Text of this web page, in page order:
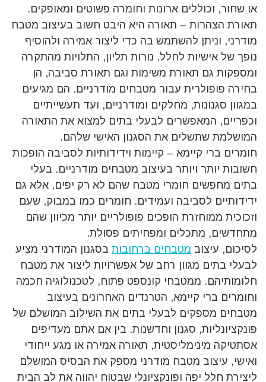
או שחור, וכוללים ארונות וחומרה פשוטים ומאופקים.
תאורת הצהרות – תאורה היא היבט חשוב בעיצוב מטבח
מודרני, וניתן להשתמש בה כדי ליצור אמירה ולהוסיף
נופך של אישיות לחלל. נורות תליון, התלויות מהתקרה
ומספקות גם תאורת משימות וגם תאורת סביבה, הן
בחירה פופולרית עבור מטבחים מודרניים. הם מגיעים
במגוון סגנונות, מחלקים ומודרניים, ועד תעשייתיים
וכפריים, המאפשרים לבעלי בתים למצוא את התאורה
המושלמת שתשלים את הסגנון האישי שלהם.
חומרים ברי קיימא – קיימות וידידותיות לסביבה הופכות
חשובות יותר ויותר בעיצוב מטבחים מודרניים. בעלי
בתים מחפשים חומרי מטבח שהם לא רק יפים, אלא גם
ידידותיים לסביבה ועמידים. חומרים כמו במבוק, שעם
וזכוכית ממוחזרת הופכים פופולריים יותר מכיוון שהם
מתחדשים, מתכלים ומפחיתים פסולת.
לסיכום, עיצוב מטבחים ברחובות בסגנון המודרני מציע
לבעלי בתים מגוון רחב של אפשרויות ליצור את מטבח
חלומותיהם. ממטבחי קונספט פתוח, לטכנולוגיה חכמה
וחומרים ברי קיימא, הטרנדים האחרונים בעיצוב
מטבחים מספקים לבעלי בתים את השילוב המושלם של
פונקציונליות, סגנון וחדשנות. בין אם אתם מעדיפים
אסתטיקה מינימליסטית, תאורה אמירה או מגע ייחודי
ואישי, עיצוב מטבח מודרני מספק את הבסיס המושלם
ליצירת חלל יפה ופונקציונלי שבטוח יהווה את לב הבית